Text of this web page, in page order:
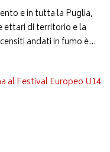
e in tutta la Puglia,
ettari di territorio e la
andati in fumo è...
al Festival Europeo U14